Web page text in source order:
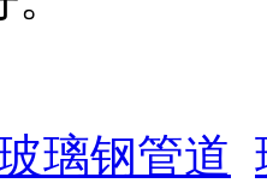
璃钢管道